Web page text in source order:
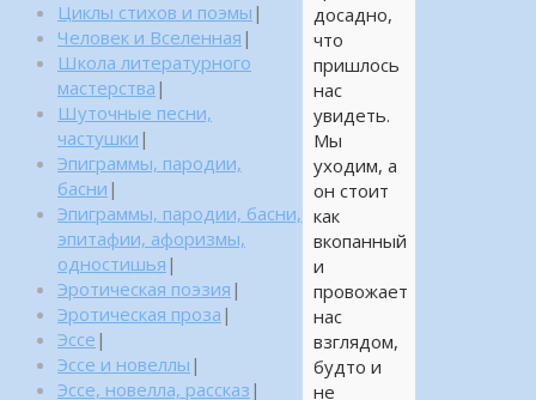
досадно,
что
пришлось
нас
увидеть.
Мы
уходим, а
он стоит
как
вкопанный
и
провожает
нас
взглядом,
будто и
не
Циклы стихов и поэмы |
Человек и Вселенная |
Школа литературного
мастерства |
Шуточные песни,
частушки |
Эпиграммы, пародии,
басни |
Эпиграммы, пародии, басни,
эпитафии, афоризмы,
одностишья |
Эротическая поэзия |
Эротическая проза |
Эссе |
Эссе и новеллы |
Эссе, новелла, рассказ |